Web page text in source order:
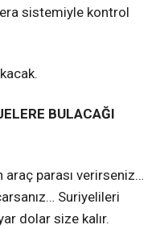
sistemiyle kontrol
BULACAĞI
araç parası verirseniz…
Suriyelileri
dolar size kalır.